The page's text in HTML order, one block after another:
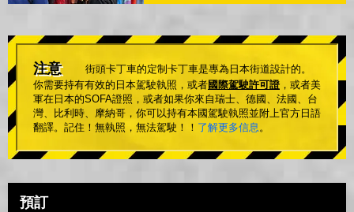
注意
街頭卡丁車的定制卡丁車是專為日本街道設計的。
你需要持有有效的日本駕駛執照，或者國際駕駛許可證 ，或者美
軍在日本的SOFA證照，或者如果你來自瑞士、德國、法國、台
灣、比利時、摩納哥，你可以持有本國駕駛執照並附上官方日語
翻譯。記住！無執照，無法駕駛！！ 了解更多信息。
預訂